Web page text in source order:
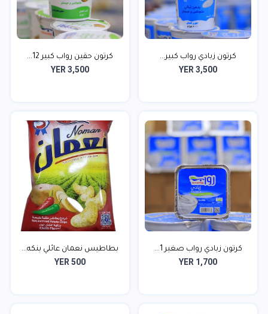
كرتون زبادي رواب كبير...
YER 3,500
كرتون حقين رواب كبير 12...
YER 3,500
كرتون زبادي رواب صغير 1...
YER 1,700
بطاطيس نعمان عائلي بنكه...
YER 500